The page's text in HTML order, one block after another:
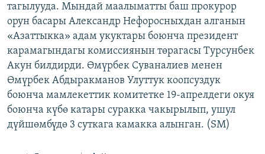
ЫҢГАЙСЫЗ СУРООЛОР
ЭЕ/АРнун бардык сайттары
тагылууда. Мындай маалыматты баш прокурор
орун басары Александр Нефоросныхдан алганын
«Азаттыкка» адам укуктары боюнча президент
карамагындагы комиссиянын төрагасы Турсунбек
Акун билдирди. Өмүрбек Суваналиев менен
Өмүрбек Абдыракманов Улуттук коопсуздук
боюнча мамлекеттик комитетке 19-апрелдеги окуя
боюнча күбө катары суракка чакырылып, ушул
дүйшөмбүдө 3 суткага камакка алынган. (SM)